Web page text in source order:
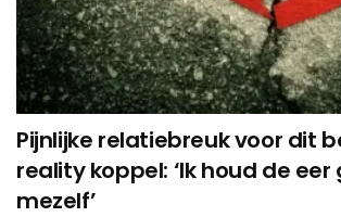
Pijnlijke relatiebreuk voor dit
reality koppel: ‘Ik houd de
mezelf’